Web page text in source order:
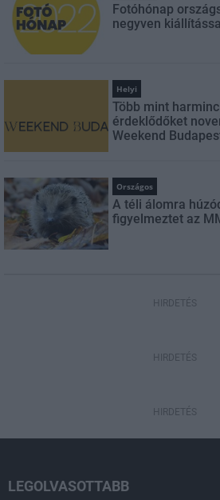
Fotóhónap
negyven
Helyi
Több mint
érdeklődőket
Weekend
Országos
A téli álomra
figyelmeztet az
HIRDETÉS
HIRDETÉS
HIRDETÉS
LEGOLVASOTTABB